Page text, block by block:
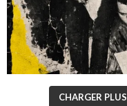
CHARGER PLUS